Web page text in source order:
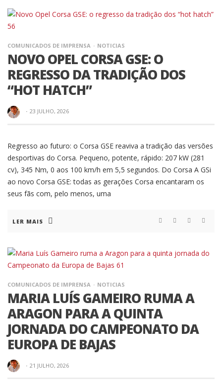
COMUNICADOS DE IMPRENSA NOTICIAS
NOVO OPEL CORSA GSE: O
REGRESSO DA TRADIÇÃO DOS
“HOT HATCH”
· 23 JULHO, 2026
Regresso ao futuro: o Corsa GSE reaviva a tradição das versões
desportivas do Corsa. Pequeno, potente, rápido: 207 kW (281
cv), 345 Nm, 0 aos 100 km/h em 5,5 segundos. Do Corsa A GSi
ao novo Corsa GSE: todas as gerações Corsa encantaram os
seus fãs com, pelo menos, uma
LER MAIS
COMUNICADOS DE IMPRENSA NOTICIAS
MARIA LUÍS GAMEIRO RUMA A
ARAGON PARA A QUINTA
JORNADA DO CAMPEONATO DA
EUROPA DE BAJAS
· 21 JULHO, 2026